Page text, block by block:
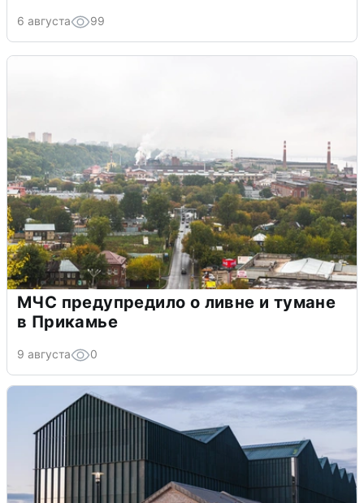
6 августа 99
МЧС предупредило о ливне и тумане
в Прикамье
9 августа 0